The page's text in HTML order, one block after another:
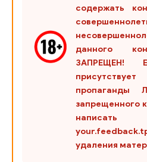
содержать
данного
ЗАПРЕЩЕН!
пропаганды
запрещенного
удаления